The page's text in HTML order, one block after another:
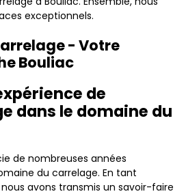
exceptionnels.
- Votre
Bouliac
de
dans le domaine du
de nombreuses années
du carrelage. En tant
avons transmis un savoir-faire